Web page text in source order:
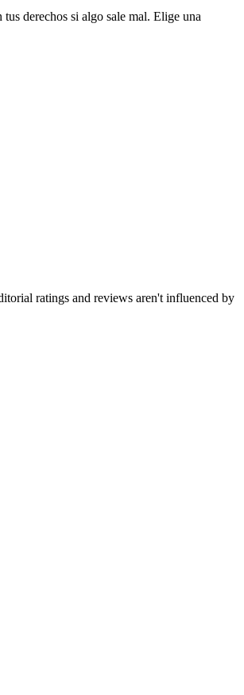
derechos si algo sale mal. Elige una
ratings and reviews aren't influenced by